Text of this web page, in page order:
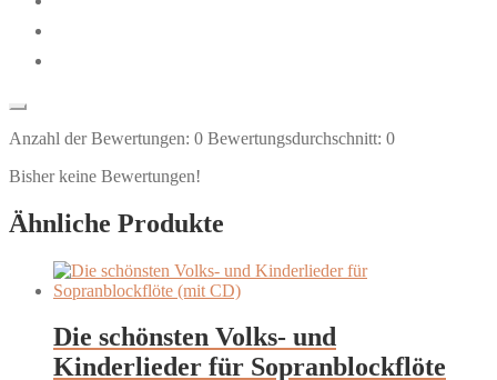
Anzahl der Bewertungen: 0 Bewertungsdurchschnitt: 0
Bisher keine Bewertungen!
Ähnliche Produkte
Die schönsten Volks- und
Kinderlieder für Sopranblockflöte